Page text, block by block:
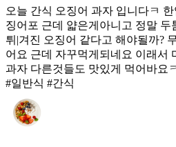
오늘 간식 오징어 과자 입니다ㅋ
징어포 근데 얇은게아니고 정말
튀|겨진 오징어 같다고 해야될까?
어요 근데 자꾸먹게되네요 이래서
과자 다른것들도 맛있게 먹어바요
#일반식 #간식